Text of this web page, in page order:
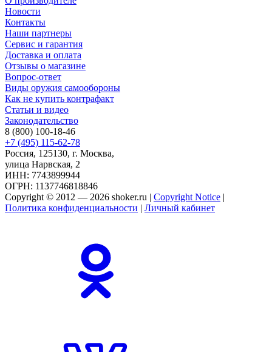
Новости
Контакты
Наши партнеры
Сервис и гарантия
Доставка и оплата
Отзывы о магазине
Вопрос-ответ
Виды оружия самообороны
Как не купить контрафакт
Статьи и видео
Законодательство
8 (800) 100-18-46
+7 (495) 115-62-78
Россия, 125130, г. Москва,
улица Нарвская, 2
ИНН: 7743899944
ОГРН: 1137746818846
Copyright © 2012 — 2026 shoker.ru | Copyright Notice |
Политика конфиденциальности | Личный кабинет